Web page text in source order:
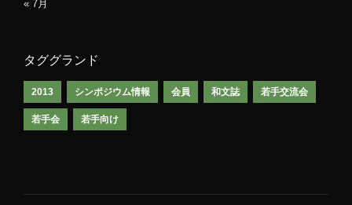
« 7月
タググランド
2013 シンポジウム情報 会員 和文誌 若手交流会
若手会 若手向け